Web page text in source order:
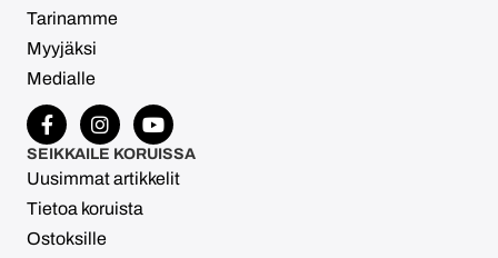
Tarinamme
Myyjäksi
Medialle
SEIKKAILE KORUISSA
Uusimmat artikkelit
Tietoa koruista
Ostoksille